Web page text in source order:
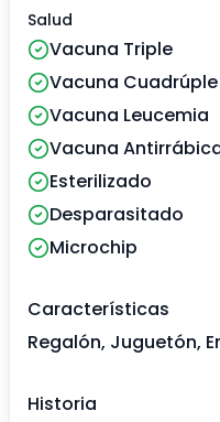
Salud
Vacuna Triple
Vacuna Cuadrúple
Vacuna Leucemia
Vacuna
Esterilizado
Desparasitado
Microchip
Características
Regalón, Juguetón,
Historia